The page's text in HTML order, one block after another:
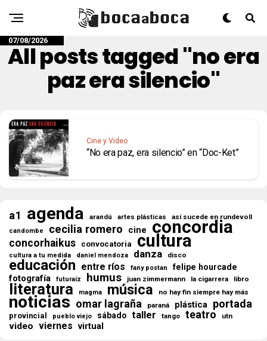
07/08/2026
All posts tagged "no era
paz era silencio"
Cine y Video
“No era paz, era silencio” en “Doc-Ket”
a1 agenda arandú artes plásticas así sucede en rundevoll
candombe cecilia romero cine concordia
concorhaikus convocatoria cultura
cultura a tu medida daniel mendoza danza disco
educación entre ríos fany postan felipe hourcade
fotografía futuraíz humus juan zimmermann la cigarrera libro
literatura magma música no hay fin siempre hay más
noticias omar lagraña paraná plástica portada
provincial pueblo viejo sábado taller tango teatro utn
video viernes virtual